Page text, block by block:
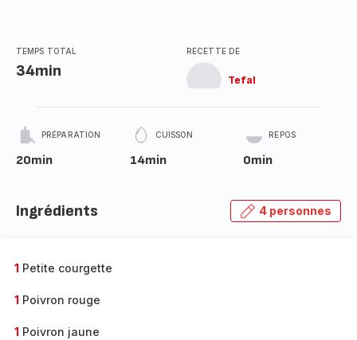
TEMPS TOTAL
34min
RECETTE DE
Tefal
PRÉPARATION
20min
CUISSON
14min
REPOS
0min
Ingrédients 4 personnes
1 Petite courgette
1 Poivron rouge
1 Poivron jaune